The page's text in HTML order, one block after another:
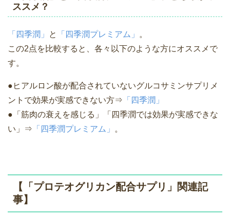
ススメ？
「四季潤」 と 「四季潤プレミアム」
。
この2点を比較すると、各々以下のような方にオススメで
す。
●ヒアルロン酸が配合されていないグルコサミンサプリメ
ントで効果が実感できない方⇒ 「四季潤」
●「筋肉の衰えを感じる」「四季潤では効果が実感できな
い」⇒ 「四季潤プレミアム」 。
【「プロテオグリカン配合サプリ」関連記
事】